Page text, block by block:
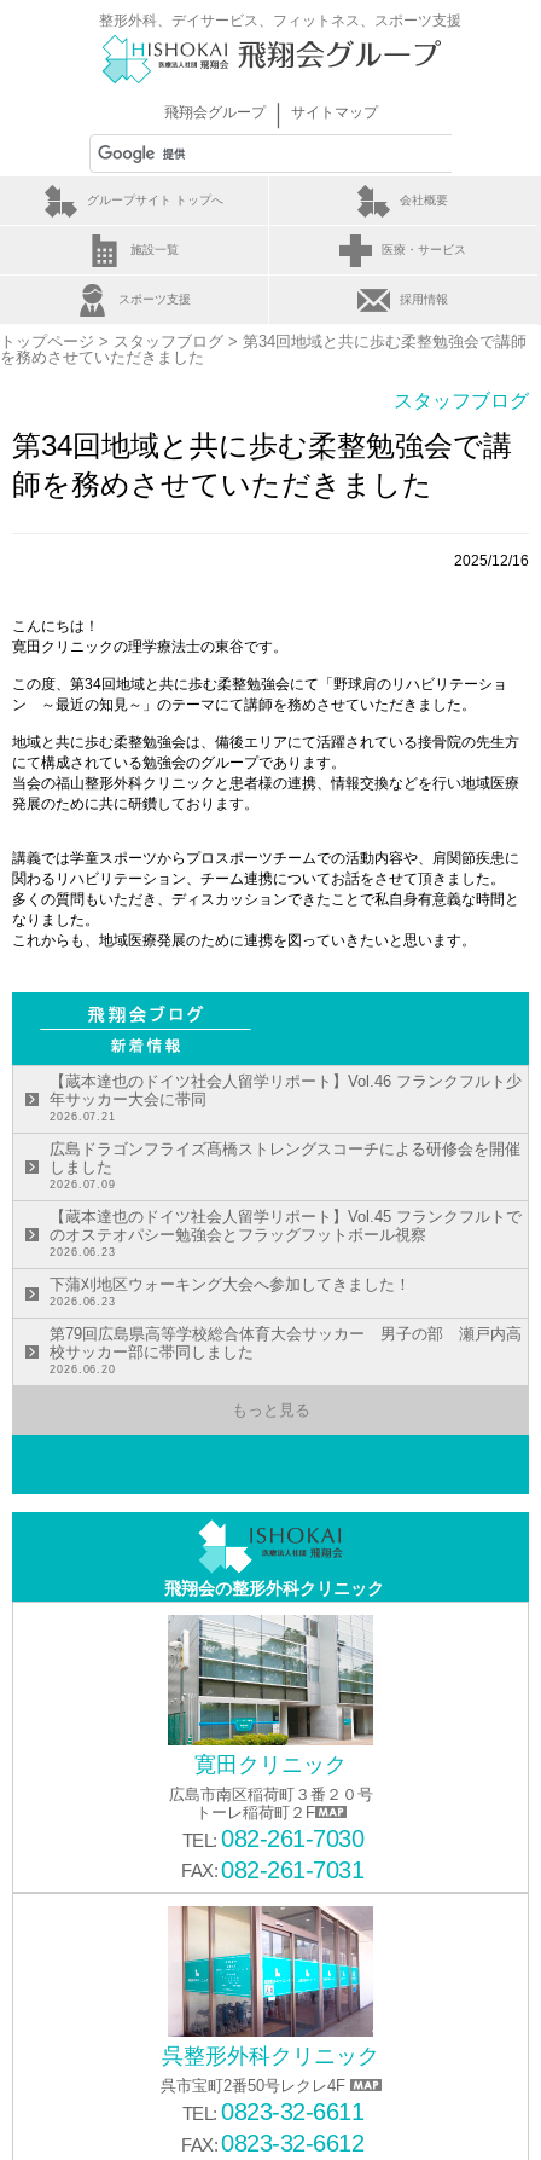
整形外科、デイサービス、フィットネス、スポーツ支援
飛翔会グループ｜ サイトマップ
グループサイト トップへ 会社概要
施設一覧 医療・サービス
スポーツ支援 採用情報
トップページ > スタッフブログ > 第34回地域と共に歩む柔整勉強会で講師
を務めさせていただきました
スタッフブログ
第34回地域と共に歩む柔整勉強会で講
師を務めさせていただきました
2025/12/16
こんにちは！
寛田クリニックの理学療法士の東谷です。
この度、第34回地域と共に歩む柔整勉強会にて「野球肩のリハビリテーショ
ン ～最近の知見～」のテーマにて講師を務めさせていただきました。
地域と共に歩む柔整勉強会は、備後エリアにて活躍されている接骨院の先生方
にて構成されている勉強会のグループであります。
当会の福山整形外科クリニックと患者様の連携、情報交換などを行い地域医療
発展のために共に研鑽しております。
講義では学童スポーツからプロスポーツチームでの活動内容や、肩関節疾患に
関わるリハビリテーション、チーム連携についてお話をさせて頂きました。
多くの質問もいただき、ディスカッションできたことで私自身有意義な時間と
なりました。
これからも、地域医療発展のために連携を図っていきたいと思います。
【蔵本達也のドイツ社会人留学リポート】Vol.46 フランクフルト少
年サッカー大会に帯同
2026.07.21
広島ドラゴンフライズ髙橋ストレングスコーチによる研修会を開催
しました
2026.07.09
【蔵本達也のドイツ社会人留学リポート】Vol.45 フランクフルトで
のオステオパシー勉強会とフラッグフットボール視察
2026.06.23
下蒲刈地区ウォーキング大会へ参加してきました！
2026.06.23
第79回広島県高等学校総合体育大会サッカー 男子の部 瀬戸内高
校サッカー部に帯同しました
2026.06.20
もっと見る
飛翔会の整形外科クリニック
寛田クリニック
広島市南区稲荷町３番２０号
トーレ稲荷町２F
TEL: 082-261-7030
FAX:082-261-7031
呉整形外科クリニック
呉市宝町2番50号レクレ4F
TEL: 0823-32-6611
FAX:0823-32-6612